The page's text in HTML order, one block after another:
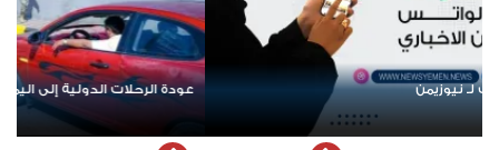
عودة الرحلات الدولية إلى اليمن.. ادعاء حكومي بلا معطيات